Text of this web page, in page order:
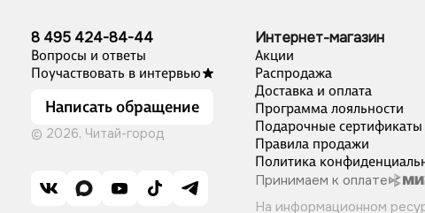
8 495 424-84-44
Вопросы и ответы
Поучаствовать в интервью
Написать обращение
© 2026, Читай-город
Интернет-магазин
Акции
Распродажа
Доставка и оплата
Программа лояльности
Подарочные сертификаты
Правила продажи
Политика
Принимаем к оплате
На информационном